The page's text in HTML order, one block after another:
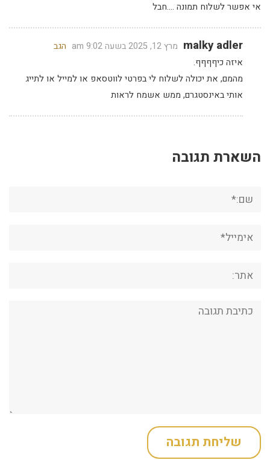
אי אפשר לשלוח תמונה ….חבל
malky adler מרץ 12, 2025 בשעה 9:02 am
הגב
איזה כיףףףף.
מהמם, את יכולה לשלוח לי בפרטי לווטסאפ או למייל או לתייג
אותי באינסטגרם, ממש אשמח לראות
השארת תגובה
אימייל*
תגובה: